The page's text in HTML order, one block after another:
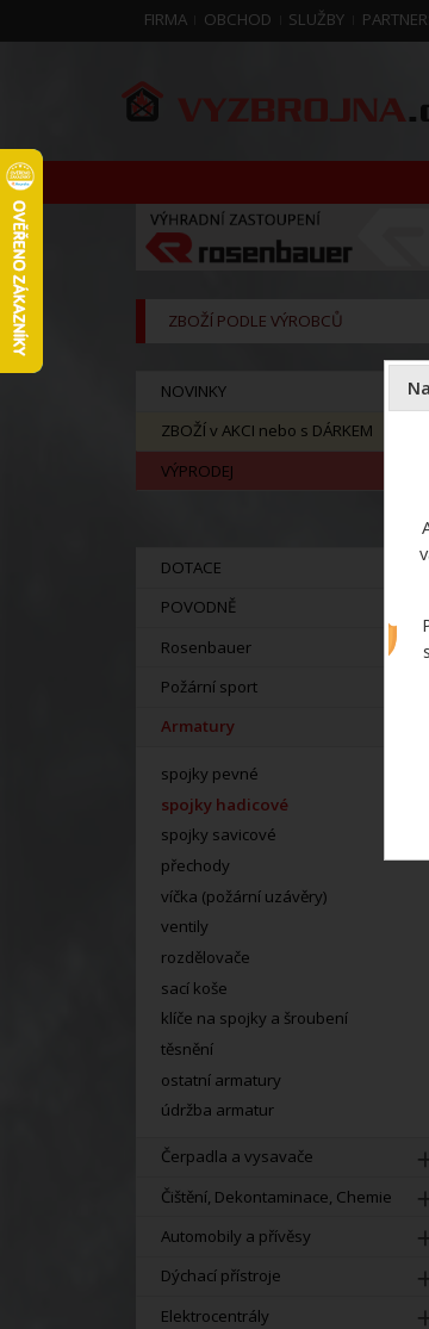
FIRMA OBCHOD SLUŽBY
ZBOŽÍ PODLE VÝROBCŮ
NOVINKY
ZBOŽÍ v AKCI nebo s DÁRKEM
VÝPRODEJ
DOTACE
POVODNĚ
Rosenbauer
Požární sport
Armatury
spojky pevné
spojky hadicové
spojky savicové
přechody
víčka (požární uzávěry)
ventily
rozdělovače
sací koše
klíče na spojky a šroubení
těsnění
ostatní armatury
údržba armatur
Čerpadla a vysavače
Čištění, Dekontaminace, Chemie
Automobily a přívěsy
Dýchací přístroje
Elektrocentrály